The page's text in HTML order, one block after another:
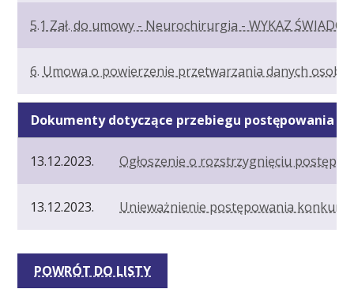
5.1 Zał. do umowy - Neurochirurgia - WYKAZ
6. Umowa o powierzenie przetwarzania danych
Dokumenty dotyczące przebiegu postępowania
13.12.2023. Ogłoszenie o rozstrzygnięciu
13.12.2023. Unieważnienie postępowania
POWRÓT DO LISTY